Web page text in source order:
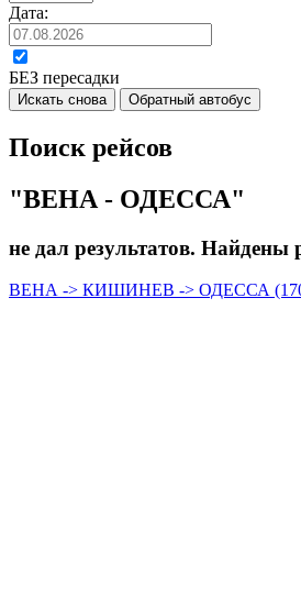
Дата:
БЕЗ пересадки
Искать снова Обратный автобус
Поиск рейсов
"ВЕНА - ОДЕССА"
не дал результатов. Найдены
ВЕНА -> КИШИНЕВ -> ОДЕССА (1700